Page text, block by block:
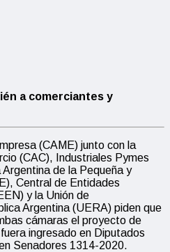
a comerciantes y
(CAME) junto con la
(CAC), Industriales Pymes
de la Pequeña y
Central de Entidades
y la Unión de
Argentina (UERA) piden que
cámaras el proyecto de
ingresado en Diputados
Senadores 1314-2020.